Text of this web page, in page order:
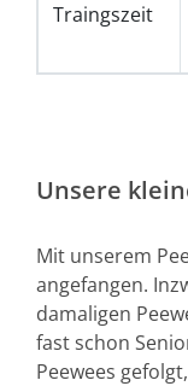
Traingszeit
Unsere
Mit unserem
angefangen.
damaligen
fast schon
Peewees